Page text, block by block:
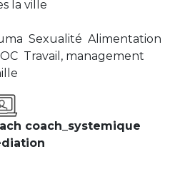
la ville
Sexualité Alimentation
Travail, management
coach_systemique